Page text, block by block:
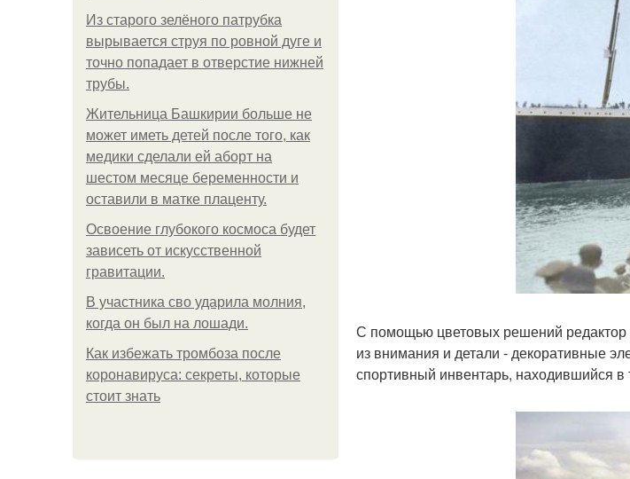
Из старого зелёного патрубка
вырывается струя по ровной дуге и
точно попадает в отверстие нижней
трубы.
Жительница Башкирии больше не
может иметь детей после того, как
медики сделали ей аборт на
шестом месяце беременности и
оставили в матке плаценту.
Освоение глубокого космоса будет
зависеть от искусственной
гравитации.
В участника сво ударила молния,
когда он был на лошади.
Как избежать тромбоза после
коронавируса: секреты, которые
стоит знать
С помощью цветовых решений редактор
из внимания и детали - декоративные
спортивный инвентарь, находившийся